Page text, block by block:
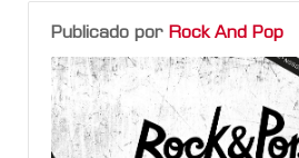
Publicado por Rock And Pop